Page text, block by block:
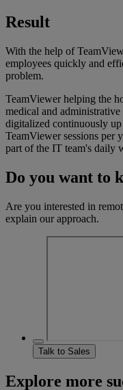
Result
With the help of
employees quickly and
problem.
TeamViewer helping the
medical and administrative
digitalized continuously
TeamViewer sessions per
part of the IT team's daily
Do you want to
Are you interested in
explain our approach.
Talk to Sales
Explore more